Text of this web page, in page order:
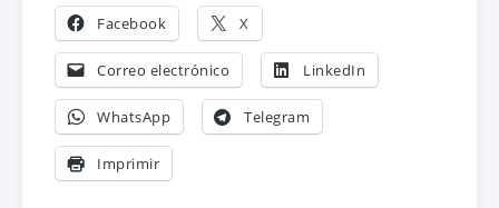
Facebook X
Correo electrónico LinkedIn
WhatsApp Telegram
Imprimir